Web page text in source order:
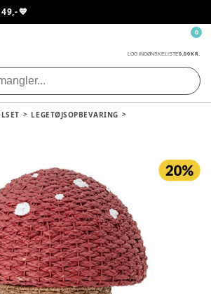
💙
LOG INDØNSKELISTE0,00 KR.
0
LEGETØJSOPBEVARING